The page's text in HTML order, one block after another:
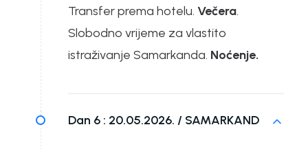
Transfer prema hotelu. Večera.
Slobodno vrijeme za vlastito
istraživanje Samarkanda. Noćenje.
Dan 6 : 20.05.2026. / SAMARKAND